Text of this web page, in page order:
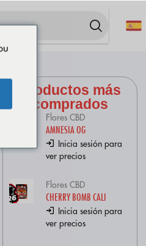
Productos más
comprados
Flores CBD
AMNESIA OG
Inicia sesión para
ver precios
Flores CBD
CHERRY BOMB CALI
Inicia sesión para
ver precios